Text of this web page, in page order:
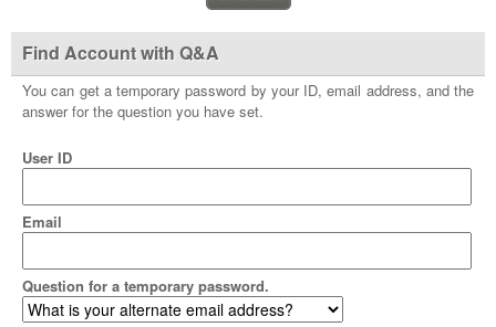
Find Account with Q&A
You can get a temporary password by your ID, email address, and the
answer for the question you have set.
User ID
Email
Question for a temporary password.
- 카드뉴스
부설기관